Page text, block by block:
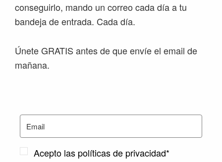
conseguirlo, mando un correo cada día a tu
bandeja de entrada. Cada día.
Únete GRATIS antes de que envíe el email de
mañana.
Acepto las políticas de privacidad*